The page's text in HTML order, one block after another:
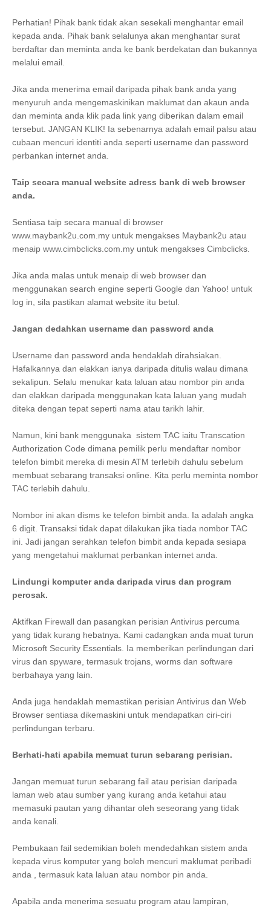
Perhatian! Pihak bank tidak akan sesekali menghantar email
kepada anda. Pihak bank selalunya akan menghantar surat
berdaftar dan meminta anda ke bank berdekatan dan bukannya
melalui email.
Jika anda menerima email daripada pihak bank anda yang
menyuruh anda mengemaskinikan maklumat dan akaun anda
dan meminta anda klik pada link yang diberikan dalam email
tersebut. JANGAN KLIK! Ia sebenarnya adalah email palsu atau
cubaan mencuri identiti anda seperti username dan password
perbankan internet anda.
Taip secara manual website adress bank di web browser
anda.
Sentiasa taip secara manual di browser
www.maybank2u.com.my untuk mengakses Maybank2u atau
menaip www.cimbclicks.com.my untuk mengakses Cimbclicks.
Jika anda malas untuk menaip di web browser dan
menggunakan search engine seperti Google dan Yahoo! untuk
log in, sila pastikan alamat website itu betul.
Jangan dedahkan username dan password anda
Username dan password anda hendaklah dirahsiakan.
Hafalkannya dan elakkan ianya daripada ditulis walau dimana
sekalipun. Selalu menukar kata laluan atau nombor pin anda
dan elakkan daripada menggunakan kata laluan yang mudah
diteka dengan tepat seperti nama atau tarikh lahir.
Namun, kini bank menggunaka sistem TAC iaitu Transcation
Authorization Code dimana pemilik perlu mendaftar nombor
telefon bimbit mereka di mesin ATM terlebih dahulu sebelum
membuat sebarang transaksi online. Kita perlu meminta nombor
TAC terlebih dahulu.
Nombor ini akan disms ke telefon bimbit anda. Ia adalah angka
6 digit. Transaksi tidak dapat dilakukan jika tiada nombor TAC
ini. Jadi jangan serahkan telefon bimbit anda kepada sesiapa
yang mengetahui maklumat perbankan internet anda.
Lindungi komputer anda daripada virus dan program
perosak.
Aktifkan Firewall dan pasangkan perisian Antivirus percuma
yang tidak kurang hebatnya. Kami cadangkan anda muat turun
Microsoft Security Essentials. Ia memberikan perlindungan dari
virus dan spyware, termasuk trojans, worms dan software
berbahaya yang lain.
Anda juga hendaklah memastikan perisian Antivirus dan Web
Browser sentiasa dikemaskini untuk mendapatkan ciri-ciri
perlindungan terbaru.
Berhati-hati apabila memuat turun sebarang perisian.
Jangan memuat turun sebarang fail atau perisian daripada
laman web atau sumber yang kurang anda ketahui atau
memasuki pautan yang dihantar oleh seseorang yang tidak
anda kenali.
Pembukaan fail sedemikian boleh mendedahkan sistem anda
kepada virus komputer yang boleh mencuri maklumat peribadi
anda , termasuk kata laluan atau nombor pin anda.
Apabila anda menerima sesuatu program atau lampiran,